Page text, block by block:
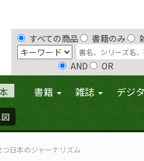
すべての商品 書籍のみ
AND OR
書籍 雑誌 デジ
日本のジャーナリズム